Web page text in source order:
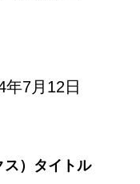
7月12日
）タイトル